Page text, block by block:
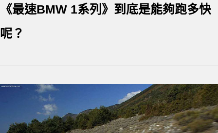
《最速BMW 1系列》到底是能夠跑多快
呢？